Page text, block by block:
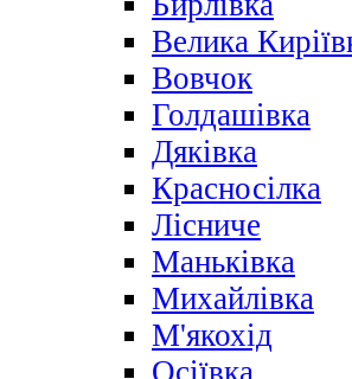
Велика
Вовчок
Голдашівка
Дяківка
Красносілка
Лісниче
Маньківка
Михайлівка
М'якохід